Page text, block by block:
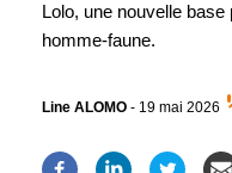
Lolo, une nouvelle base
homme-faune.
Line ALOMO - 19 mai 2026